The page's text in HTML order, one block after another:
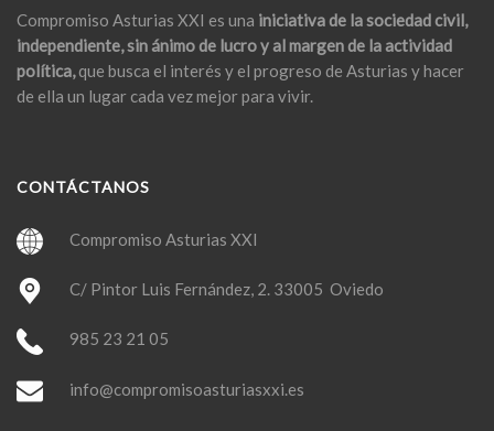
Compromiso Asturias XXI es una iniciativa de la sociedad civil,
independiente, sin ánimo de lucro y al margen de la actividad
política,que busca el interés y el progreso de Asturias y hacer
de ella un lugar cada vez mejor para vivir.
CONTÁCTANOS
Compromiso Asturias XXI
C/ Pintor Luis Fernández, 2. 33005 Oviedo
985 23 21 05
info@compromisoasturiasxxi.es